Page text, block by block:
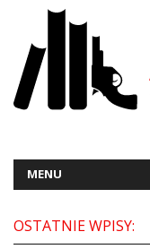
MENU
OSTATNIE WPISY: